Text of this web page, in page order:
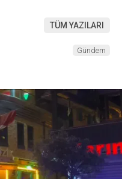
TÜM YAZILARI
Gündem